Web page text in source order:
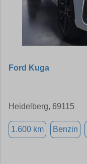
Ford Kuga
Heidelberg, 69115
1.600 km Benzin